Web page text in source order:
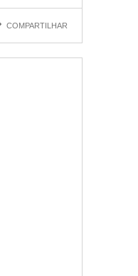
COMPARTILHAR